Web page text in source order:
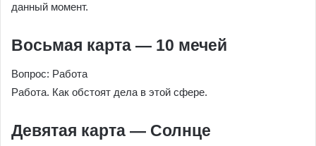
данный момент.
Восьмая карта — 10 мечей
Вопрос: Работа
Работа. Как обстоят дела в этой сфере.
Девятая карта — Солнце